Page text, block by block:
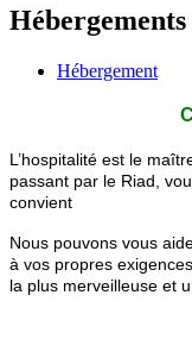
Hébergements
Hébergement
C
L’hospitalité est le
passant par le Riad,
convient
Nous pouvons vous
à vos propres
la plus merveilleuse et